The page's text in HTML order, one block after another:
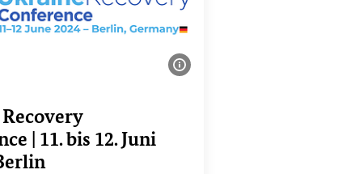
Bildinformationen
| 11. bis 12. Juni